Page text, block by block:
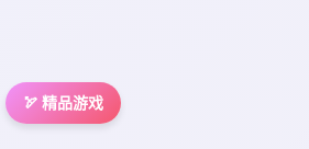
🏹 精品游戏